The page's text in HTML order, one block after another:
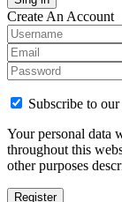
Create An Account
Subscribe to
Your personal data
throughout this
other purposes